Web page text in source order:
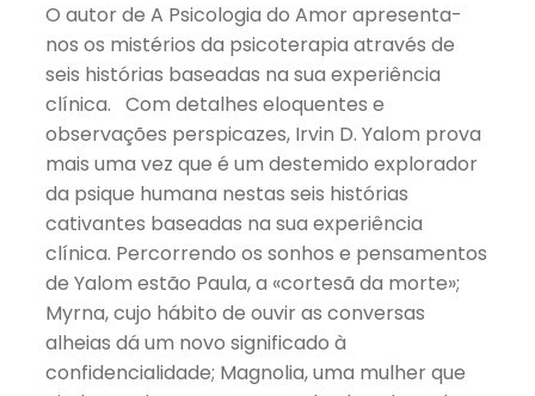
O autor de A Psicologia do Amor apresenta-
nos os mistérios da psicoterapia através de
seis histórias baseadas na sua experiência
clínica. Com detalhes eloquentes e
observações perspicazes, Irvin D. Yalom prova
mais uma vez que é um destemido explorador
da psique humana nestas seis histórias
cativantes baseadas na sua experiência
clínica. Percorrendo os sonhos e pensamentos
de Yalom estão Paula, a «cortesã da morte»;
Myrna, cujo hábito de ouvir as conversas
alheias dá um novo significado à
confidencialidade; Magnolia, uma mulher que